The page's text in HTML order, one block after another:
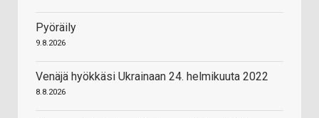
Pyöräily
9.8.2026
Venäjä hyökkäsi Ukrainaan 24. helmikuuta 2022
8.8.2026